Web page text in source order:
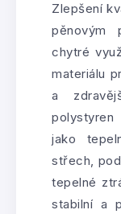
Zlepšení
pěnovým
chytré
materiálu
a
jako
střech,
tepelné
stabilní a